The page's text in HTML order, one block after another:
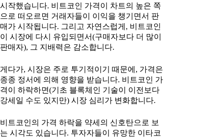
시작했습니다. 비트코인 가격이 차트의 높은 쪽
으로 떠오르면 거래자들이 이익을 챙기면서 판
매가 시작됩니다. 그리고 자연스럽게, 비트코인
이 시장에 다시 유입되면서(구매자보다 더 많이
판매자), 그 지배력은 감소합니다.
게다가, 시장은 주로 투기적이기 때문에, 가격은
종종 정서에 의해 영향을 받습니다. 비트코인 가
격이 하락하면(기초 블록체인 기술이 이전보다
강세일 수도 있지만) 시장 심리가 변화합니다.
비트코인의 가격 하락을 약세의 신호탄으로 보
는 시각도 있습니다. 투자자들이 유망한 이타코